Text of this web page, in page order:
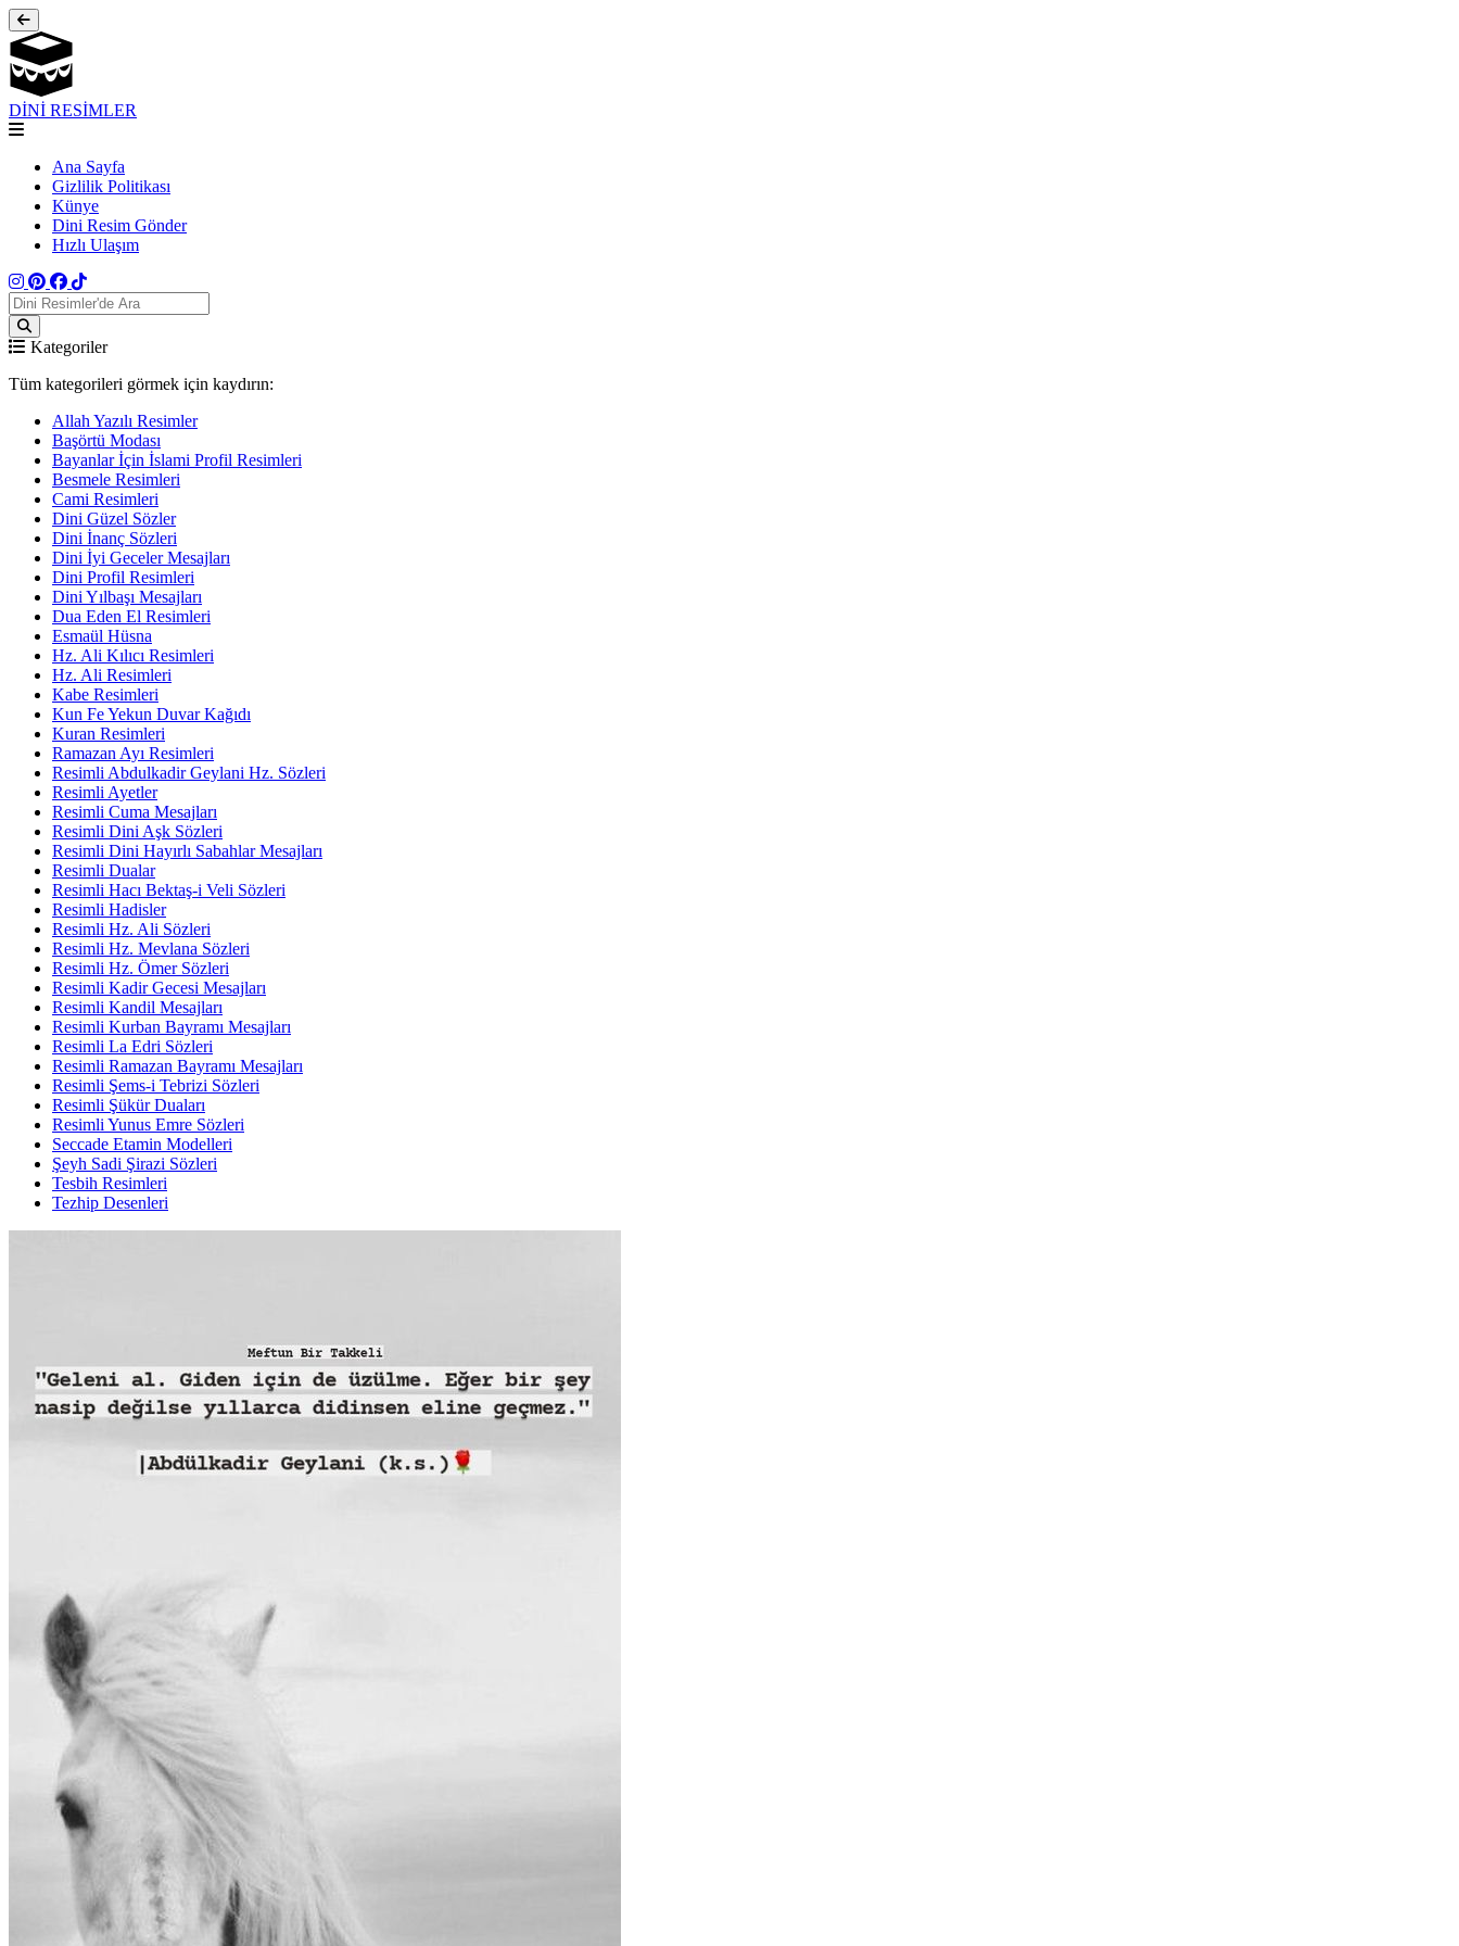
DİNİ RESİMLER
Ana Sayfa
Gizlilik Politikası
Künye
Dini Resim Gönder
Hızlı Ulaşım
Kategoriler
Tüm kategorileri görmek için kaydırın:
Allah Yazılı Resimler
Başörtü Modası
Bayanlar İçin İslami Profil Resimleri
Besmele Resimleri
Cami Resimleri
Dini Güzel Sözler
Dini İnanç Sözleri
Dini İyi Geceler Mesajları
Dini Profil Resimleri
Dini Yılbaşı Mesajları
Dua Eden El Resimleri
Esmaül Hüsna
Hz. Ali Kılıcı Resimleri
Hz. Ali Resimleri
Kabe Resimleri
Kun Fe Yekun Duvar Kağıdı
Kuran Resimleri
Ramazan Ayı Resimleri
Resimli Abdulkadir Geylani Hz. Sözleri
Resimli Ayetler
Resimli Cuma Mesajları
Resimli Dini Aşk Sözleri
Resimli Dini Hayırlı Sabahlar Mesajları
Resimli Dualar
Resimli Hacı Bektaş-i Veli Sözleri
Resimli Hadisler
Resimli Hz. Ali Sözleri
Resimli Hz. Mevlana Sözleri
Resimli Hz. Ömer Sözleri
Resimli Kadir Gecesi Mesajları
Resimli Kandil Mesajları
Resimli Kurban Bayramı Mesajları
Resimli La Edri Sözleri
Resimli Ramazan Bayramı Mesajları
Resimli Şems-i Tebrizi Sözleri
Resimli Şükür Duaları
Resimli Yunus Emre Sözleri
Seccade Etamin Modelleri
Şeyh Sadi Şirazi Sözleri
Tesbih Resimleri
Tezhip Desenleri